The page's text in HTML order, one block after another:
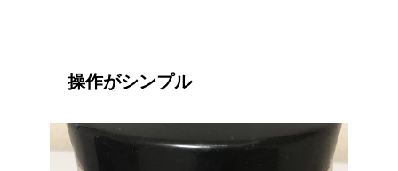
操作がシンプル